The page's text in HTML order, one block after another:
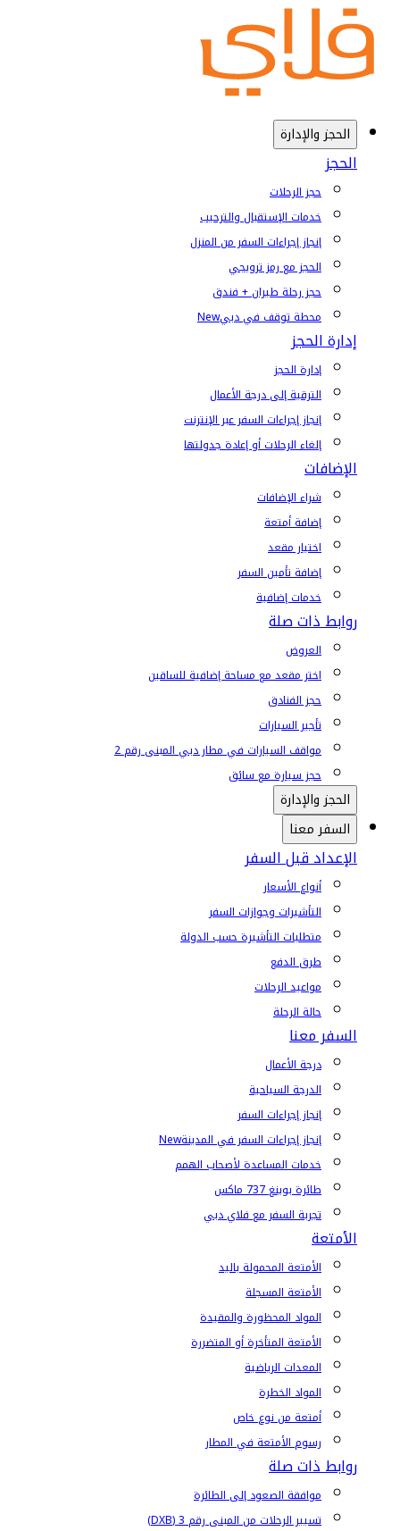
الحجز والإدارة
الحجز
حجز الرحلات
خدمات الإستقبال والترحيب
إنجاز إجراءات السفر من المنزل
الحجز مع رمز ترويجي
حجز رحلة طيران + فندق
محطة توقف في دبيNew
إدارة الحجز
إدارة الحجز
الترقية إلى درجة الأعمال
إنجاز إجراءات السفر عبر الإنترنت
إلغاء الرحلات أو إعادة جدولتها
الإضافات
شراء الإضافات
إضافة أمتعة
اختيار مقعد
إضافة تأمين السفر
خدمات إضافية
روابط ذات صلة
العروض
اختر مقعد مع مساحة إضافية للساقين
حجز الفنادق
تأجير السيارات
مواقف السيارات في مطار دبي المبنى رقم 2
حجز سيارة مع سائق
الحجز والإدارة
السفر معنا
الإعداد قبل السفر
أنواع الأسعار
التأشيرات وجوازات السفر
متطلبات التأشيرة حسب الدولة
طرق الدفع
مواعيد الرحلات
حالة الرحلة
السفر معنا
درجة الأعمال
الدرجة السياحية
إنجاز إجراءات السفر
إنجاز إجراءات السفر في المدينةNew
خدمات المساعدة لأصحاب الهمم
طائرة بوينغ 737 ماكس
تجربة السفر مع فلاي دبي
الأمتعة
الأمتعة المحمولة باليد
الأمتعة المسجلة
المواد المحظورة والمقيدة
الأمتعة المتأخرة أو المتضررة
المعدات الرياضية
المواد الخطرة
أمتعة من نوع خاص
رسوم الأمتعة في المطار
روابط ذات صلة
موافقة الصعود إلى الطائرة
تسيير الرحلات من المبنى رقم 3 (DXB)